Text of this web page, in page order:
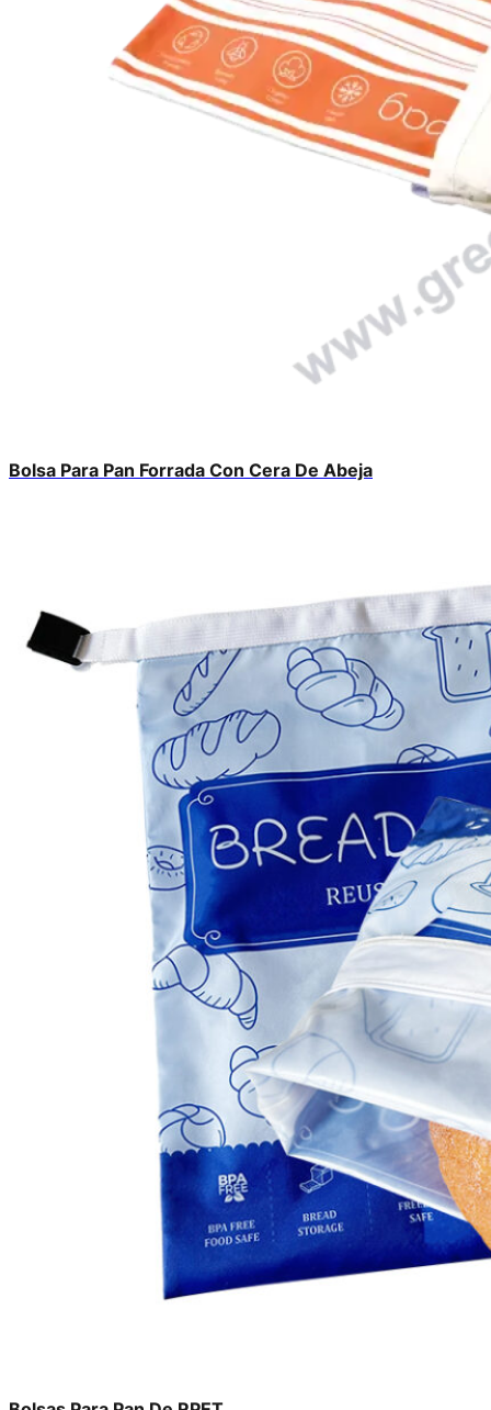
Bolsa Para Pan Forrada Con Cera De Abeja